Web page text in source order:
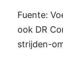
Fuente:
ook DR
strijden-